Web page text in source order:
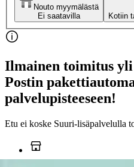
Nouto myymälästä
Ei saatavilla
Kotiin
Ilmainen toimitus
Postin
palvelupisteeseen!
Etu ei koske Suuri‑lisäpalvelulla